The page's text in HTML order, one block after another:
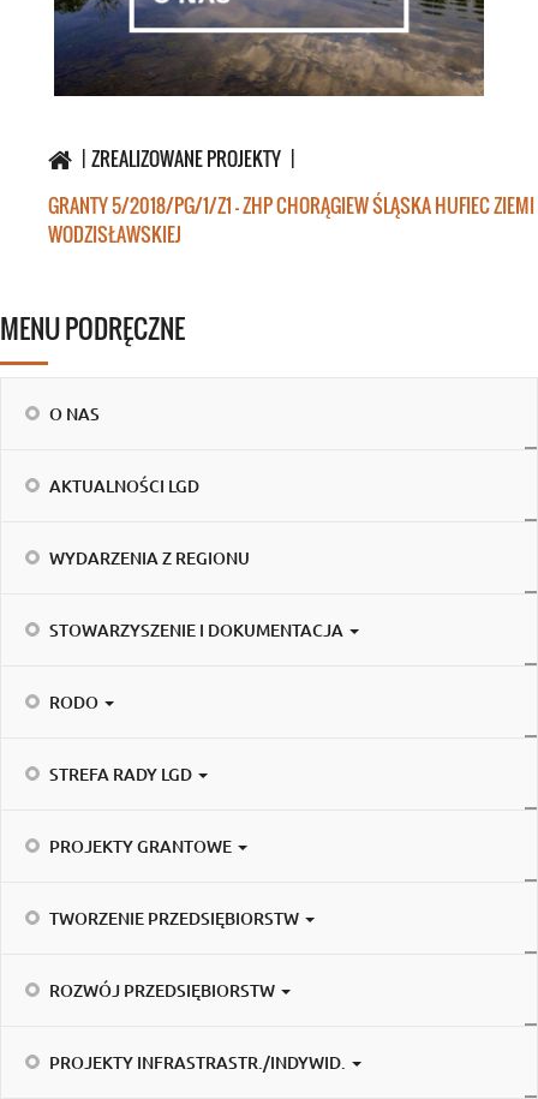
ZREALIZOWANE PROJEKTY
GRANTY 5/2018/PG/1/Z1 - ZHP CHORĄGIEW ŚLĄSKA HUFIEC ZIEMI
WODZISŁAWSKIEJ
MENU PODRĘCZNE
O NAS
AKTUALNOŚCI LGD
WYDARZENIA Z REGIONU
STOWARZYSZENIE I DOKUMENTACJA
RODO
STREFA RADY LGD
PROJEKTY GRANTOWE
TWORZENIE PRZEDSIĘBIORSTW
ROZWÓJ PRZEDSIĘBIORSTW
PROJEKTY INFRASTRASTR./INDYWID.